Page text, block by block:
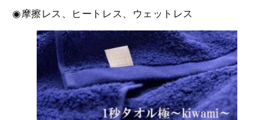
◉摩擦レス、ヒートレス、ウェットレス